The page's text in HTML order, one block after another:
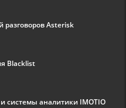
Asterisk
Blacklist
системы аналитики IMOTIO